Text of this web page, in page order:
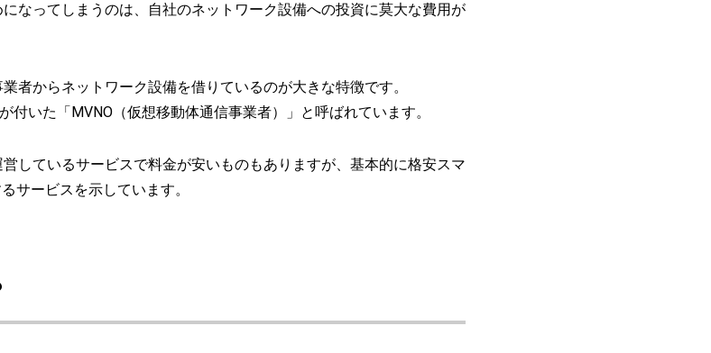
なってしまうのは、自社のネットワーク設備への投資に莫大な費用が
者からネットワーク設備を借りているのが大きな特徴です。
付いた「MVNO（仮想移動体通信事業者）」と呼ばれています。
しているサービスで料金が安いものもありますが、基本的に格安スマ
サービスを示しています。